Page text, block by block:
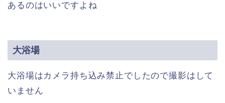
あるのはいいですよね
大浴場
大浴場はカメラ持ち込み禁止でしたので撮影はして
いません